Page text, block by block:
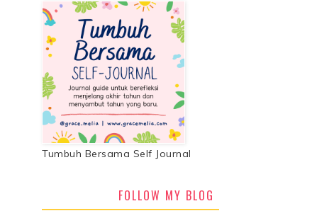
Tumbuh Bersama Self Journal
FOLLOW MY BLOG